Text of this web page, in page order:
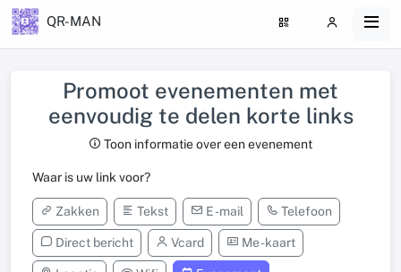
QR-MAN
Promoot evenementen met
eenvoudig te delen korte links
Toon informatie over een evenement
Waar is uw link voor?
Zakken Tekst E -mail Telefoon
Direct bericht Vcard Me -kaart